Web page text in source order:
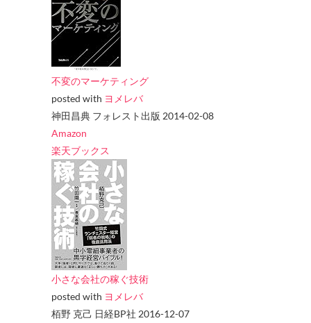
不変のマーケティング
posted with ヨメレバ
神田昌典 フォレスト出版 2014-02-08
Amazon
楽天ブックス
小さな会社の稼ぐ技術
posted with ヨメレバ
栢野 克己 日経BP社 2016-12-07